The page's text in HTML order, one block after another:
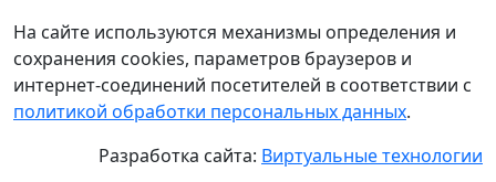
На сайте используются механизмы определения и
сохранения cookies, параметров браузеров и
интернет-соединений посетителей в соответствии с
политикой обработки персональных данных.
Разработка сайта: Виртуальные технологии